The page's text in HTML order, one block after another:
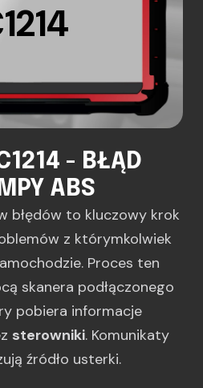
- BŁĄD
ABS
błędów to kluczowy krok
z którymkolwiek
Proces ten
skanera podłączonego
pobiera informacje
sterowniki. Komunikaty
źródło usterki.